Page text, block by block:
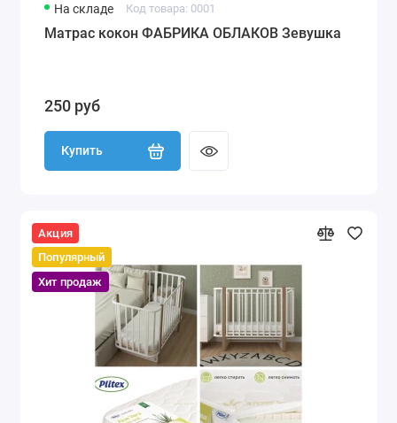
На складе Код товара: 0001
Матрас кокон ФАБРИКА ОБЛАКОВ Зевушка
250 руб
Купить
Акция
Популярный
Хит продаж